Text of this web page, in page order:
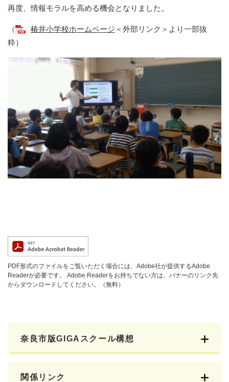
再度、情報モラルを高める機会となりました。
（ 椿井小学校ホームページ ＜外部リンク＞ より一部抜
粋）
PDF形式のファイルをご覧いただく場合には、Adobe社が提供するAdobe
Readerが必要です。
Adobe Readerをお持ちでない方は、バナーのリンク先
からダウンロードしてください。（無料）
奈良市版GIGAスクール構想
関係リンク